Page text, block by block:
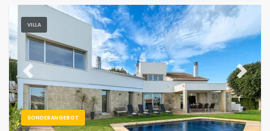
VILLA
SONDERANGEBOT
Previous Next